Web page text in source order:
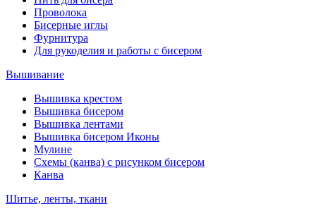
Проволока
Бисерные иглы
Фурнитура
Для рукоделия и работы с бисером
Вышивание
Вышивка крестом
Вышивка бисером
Вышивка лентами
Вышивка бисером Иконы
Мулине
Схемы (канва) с рисунком бисером
Канва
Шитье, ленты, ткани